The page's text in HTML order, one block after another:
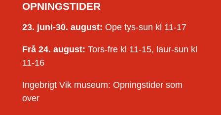
OPNINGSTIDER
23. juni-30. august: Ope tys-sun kl 11-17
Frå 24. august: Tors-fre kl 11-15, laur-sun kl
11-16
Ingebrigt Vik museum: Opningstider som
over